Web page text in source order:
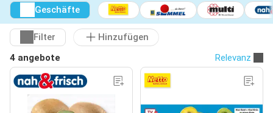
Geschäfte
Filter
Hinzufügen
4 angebote
Relevanz